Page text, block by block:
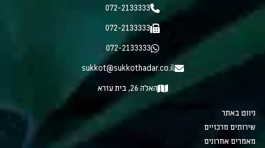
072-2133333
072-2133333
072-2133333
sukkot@sukkothadar.co.il
האלה 26, בית עזרא
ניווט באתר
שירותים מרכזיים
מאמרים אחרונים